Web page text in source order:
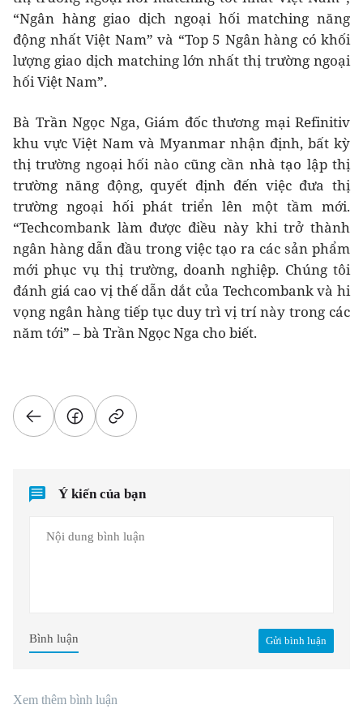
“Ngân hàng giao dịch ngoại hối matching năng
động nhất Việt Nam” và “Top 5 Ngân hàng có khối
lượng giao dịch matching lớn nhất thị trường ngoại
hối Việt Nam”.
Bà Trần Ngọc Nga, Giám đốc thương mại Refinitiv
khu vực Việt Nam và Myanmar nhận định, bất kỳ
thị trường ngoại hối nào cũng cần nhà tạo lập thị
trường năng động, quyết định đến việc đưa thị
trường ngoại hối phát triển lên một tầm mới.
“Techcombank làm được điều này khi trở thành
ngân hàng dẫn đầu trong việc tạo ra các sản phẩm
mới phục vụ thị trường, doanh nghiệp. Chúng tôi
đánh giá cao vị thế dẫn dắt của Techcombank và hi
vọng ngân hàng tiếp tục duy trì vị trí này trong các
năm tới” – bà Trần Ngọc Nga cho biết.
Ý kiến của bạn
Gửi bình luận
Bình luận
Xem thêm bình luận